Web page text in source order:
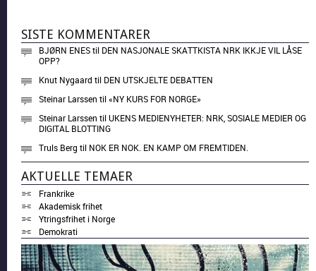
SISTE KOMMENTARER
BJØRN ENEStil DEN NASJONALE SKATTKISTA NRK IKKJE VIL LÅSE
OPP?
Knut Nygaard til DEN UTSKJELTE DEBATTEN
Steinar Larssen til«NY KURS FOR NORGE»
Steinar Larssen tilUKENS MEDIENYHETER: NRK, SOSIALE MEDIER OG
DIGITAL BLOTTING
Truls Berg til NOK ER NOK. EN KAMP OM FREMTIDEN.
AKTUELLE TEMAER
Frankrike
Akademisk frihet
Ytringsfrihet i Norge
Demokrati